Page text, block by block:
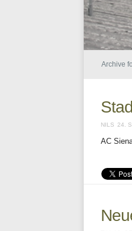
Archive
NILS 24.
AC